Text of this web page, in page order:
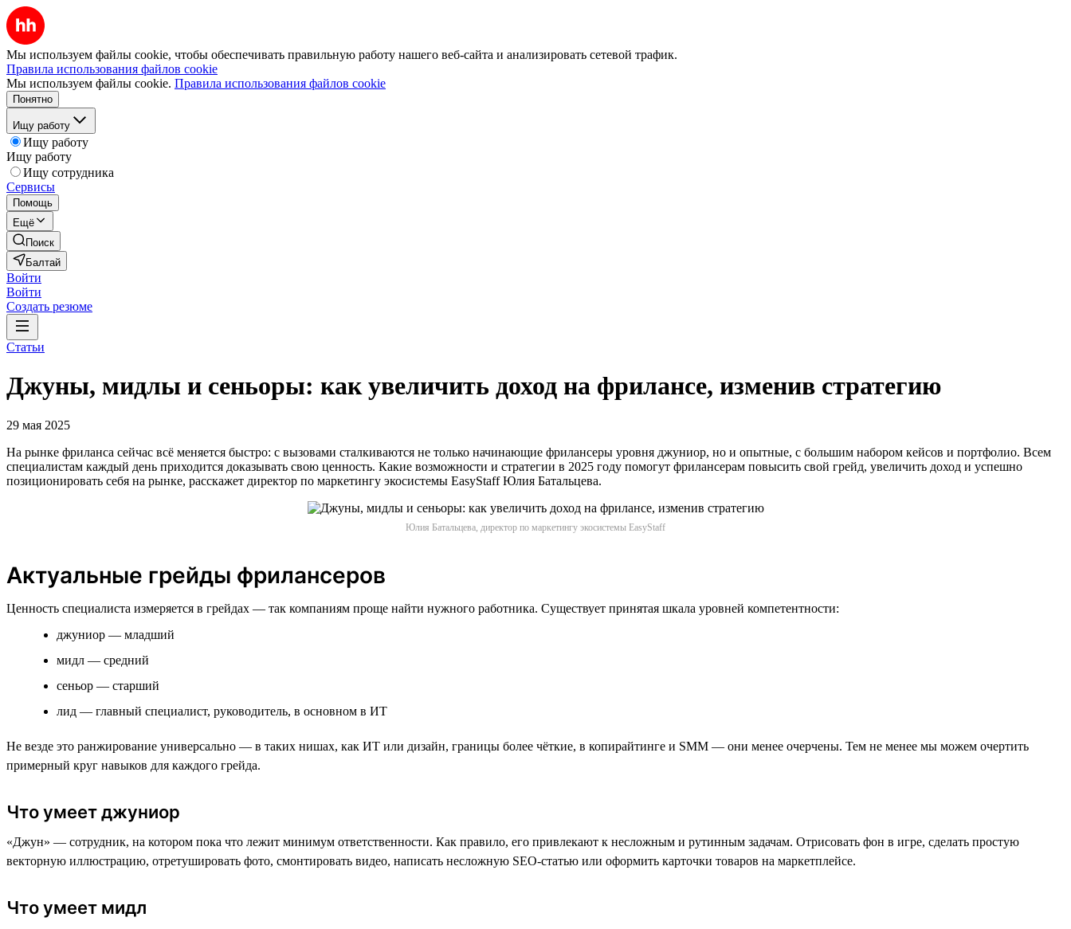
Мы используем файлы cookie, чтобы обеспечивать правильную работу нашего веб-сайта и анализировать сетевой трафик.
Правила использования файлов cookie
Мы используем файлы cookie. Правила использования файлов cookie
Понятно
Ищу работу
Ищу работу
Ищу работу
Ищу сотрудника
Сервисы
Помощь
Ещё
Поиск
Балтай
Войти
Войти
Создать резюме
Статьи
Джуны, мидлы и сеньоры: как увеличить доход на фрилансе, изменив стратегию
29 мая 2025
На рынке фриланса сейчас всё меняется быстро: с вызовами сталкиваются не только начинающие фрилансеры уровня джуниор, но и опытные, с большим набором кейсов и портфолио. Всем
специалистам каждый день приходится доказывать свою ценность. Какие возможности и стратегии в 2025 году помогут фрилансерам повысить свой грейд, увеличить доход и успешно
позиционировать себя на рынке, расскажет директор по маркетингу экосистемы EasyStaff Юлия Батальцева.
Юлия Батальцева, директор по маркетингу экосистемы EasyStaff
Актуальные грейды фрилансеров
Ценность специалиста измеряется в грейдах — так компаниям проще найти нужного работника. Существует принятая шкала уровней компетентности:
джуниор — младший
мидл — средний
сеньор — старший
лид — главный специалист, руководитель, в основном в ИТ
Не везде это ранжирование универсально — в таких нишах, как ИТ или дизайн, границы более чёткие, в копирайтинге и SMM — они менее очерчены. Тем не менее мы можем очертить
примерный круг навыков для каждого грейда.
Что умеет джуниор
«Джун» — сотрудник, на котором пока что лежит минимум ответственности. Как правило, его привлекают к несложным и рутинным задачам. Отрисовать фон в игре, сделать простую
векторную иллюстрацию, отретушировать фото, смонтировать видео, написать несложную SEO-статью или оформить карточки товаров на маркетплейсе.
Что умеет мидл